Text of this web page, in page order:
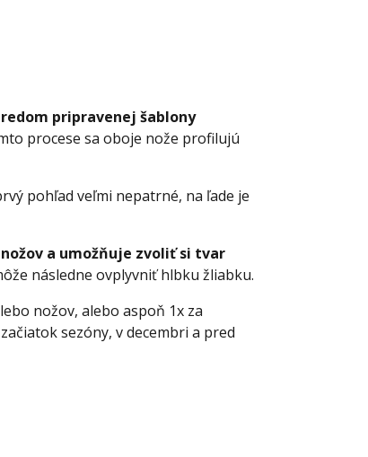
pripravenej šablony
procese sa oboje nože profilujú
pohľad veľmi nepatrné, na ľade je
a umožňuje zvoliť si tvar
následne ovplyvniť hlbku žliabku.
nožov, alebo aspoň 1x za
sezóny, v decembri a pred